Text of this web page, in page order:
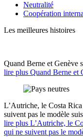
Neutralité
Coopération
Les meilleures histoires
Quand Berne et Genève
lire plus Quand Berne et
L’Autriche, le Costa
suivent pas le modèle
lire plus L’Autriche, le
qui ne suivent pas le